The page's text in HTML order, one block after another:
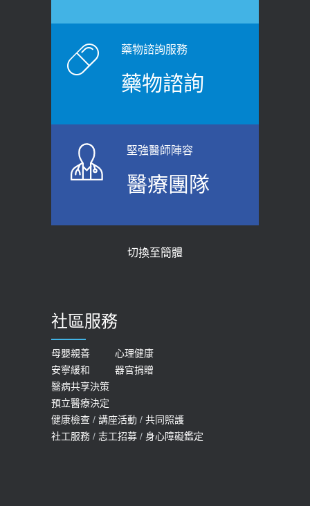
原則避免血糖血壓飆高
2026-06-08
上班常待在冷氣房？小心泌尿道感染
醫示警：1病症嚴重恐喪命
2026-05-21
女性必看國健署公費懶人包！這幾項檢
查完全免費 沒做虧大了
2026-05-14
老後睡不好、夜間易跌倒
2021-03-05
骨科魏志定主任接受專訪 【年代電視
質密度檢查！醫：注意5重點可逆轉
膝蓋退化有9大部位 骨科醫坦言：不
一定得換人工關節
2019-10-08
20歲迪士尼男星因癲癇猝逝 老人小
孩最好發、醫師點出8大前兆
2019-07-09
藥物諮詢服務
藥物諮詢
堅強醫師陣容
醫療團隊
切換至簡體
社區服務
母嬰親善
心理健康
安寧緩和
器官捐贈
醫病共享決策
預立醫療決定
健康檢查 / 講座活動 / 共同照護
社工服務 / 志工招募 / 身心障礙鑑定